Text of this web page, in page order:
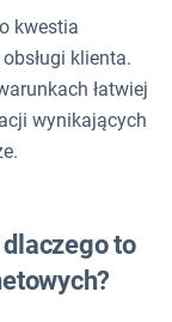
kwestia
klienta.
łatwiej
wynikających
to